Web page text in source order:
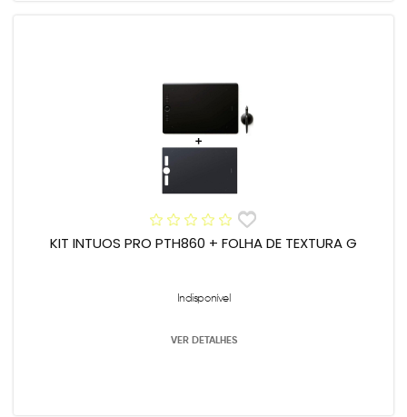
KIT INTUOS PRO PTH860 + FOLHA DE TEXTURA G
Indisponível
VER DETALHES